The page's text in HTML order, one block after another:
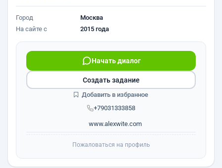
Город
Москва
На сайте с
2015 года
+79031333858
Начать диалог
www.alexwite.com
Создать задание
Добавить в избранное
Пожаловаться на профиль